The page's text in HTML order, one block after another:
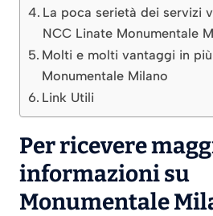
La poca serietà dei servizi
NCC Linate Monumentale
Molti e molti vantaggi in
Monumentale Milano
Link Utili
Per ricevere
informazioni su
Monumentale